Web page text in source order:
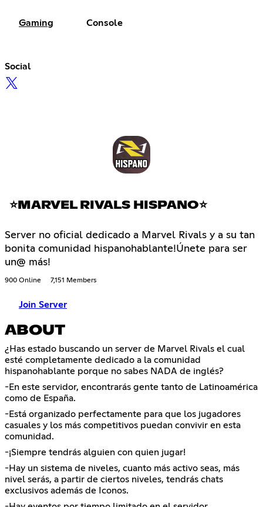
Gaming Console
Social
⭐MARVEL RIVALS HISPANO⭐
Server no oficial dedicado a Marvel Rivals y a su tan
bonita comunidad hispanohablante!Únete para ser
un@ más!
900 Online 7,151 Members
Join Server
ABOUT
¿Has estado buscando un server de Marvel Rivals el cual
esté completamente dedicado a la comunidad
hispanohablante porque no sabes NADA de inglés?
-En este servidor, encontrarás gente tanto de Latinoamérica
como de España.
-Está organizado perfectamente para que los jugadores
casuales y los más competitivos puedan convivir en esta
comunidad.
-¡Siempre tendrás alguien con quien jugar!
-Hay un sistema de niveles, cuanto más activo seas, más
nivel serás, a partir de ciertos niveles, tendrás chats
exclusivos además de Iconos.